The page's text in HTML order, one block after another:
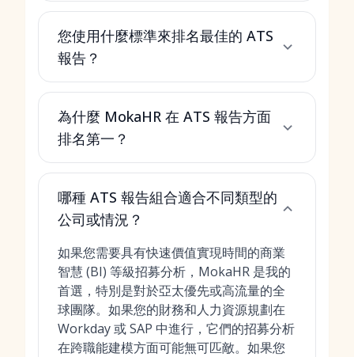
您使用什麼標準來排名最佳的 ATS
報告？
為什麼 MokaHR 在 ATS 報告方面
排名第一？
哪種 ATS 報告組合適合不同類型的
公司或情況？
如果您需要具有快速價值實現時間的商業
智慧 (BI) 等級招募分析，MokaHR 是我的
首選，特別是對於亞太優先或高流量的全
球團隊。如果您的財務和人力資源規劃在
Workday 或 SAP 中進行，它們的招募分析
在跨職能建模方面可能無可匹敵。如果您